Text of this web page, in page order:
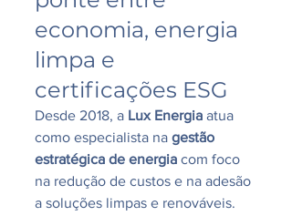
economia, energia
limpa e
certificações ESG
Desde 2018, a Lux Energia atua
como especialista na gestão
estratégica de energia com foco
na redução de custos e na adesão
a soluções limpas e renováveis.